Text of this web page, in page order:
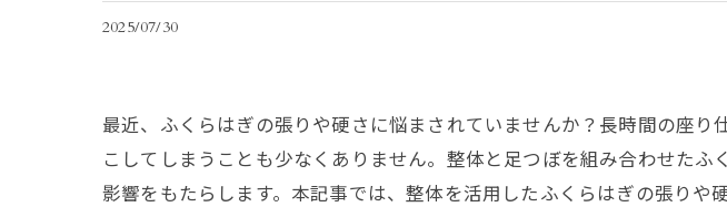
2025/07/30
最近、ふくらはぎの張りや硬さに悩まされていませんか？長時間の座
こしてしまうことも少なくありません。整体と足つぼを組み合わせた
影響をもたらします。本記事では、整体を活用したふくらはぎの張り